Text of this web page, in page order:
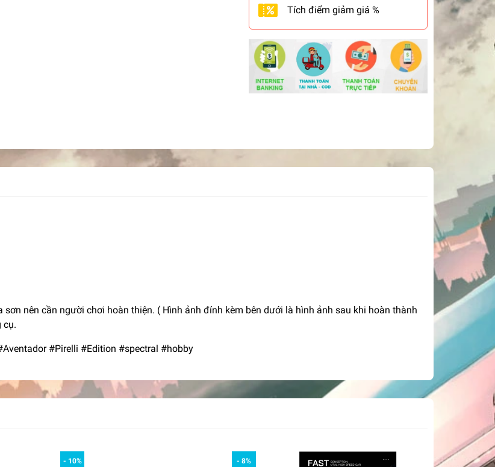
Tích điểm giảm giá %
nên cần người chơi hoàn thiện. ( Hình ảnh đính kèm bên dưới là hình ảnh sau khi hoàn thành
cụ.
#Pirelli #Edition #spectral #hobby
- 10% - 8%